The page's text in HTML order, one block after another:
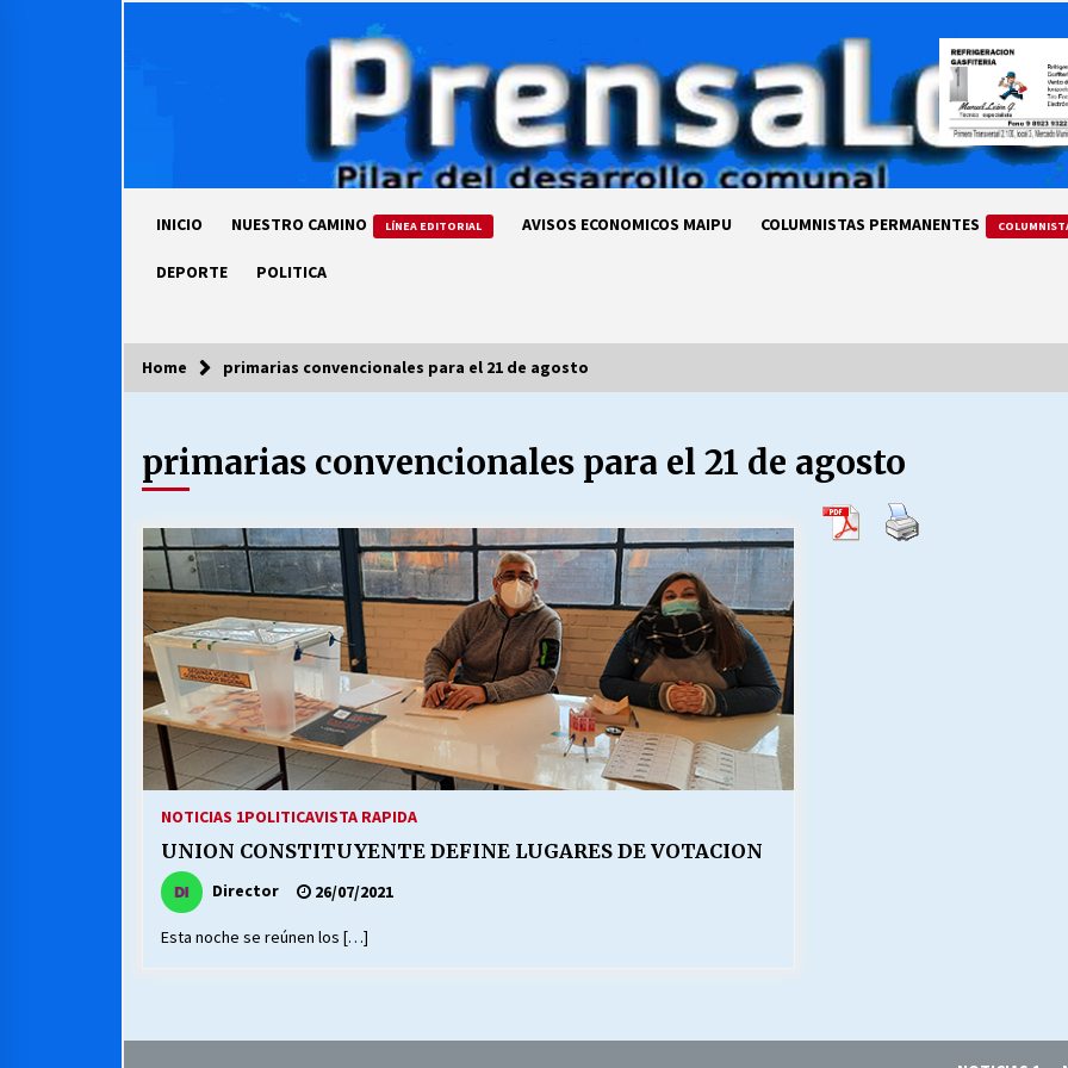
INICIO NUESTRO CAMINO LÍNEA EDITORIAL AVISOS ECONOMICOS MAIPU COLUMNISTAS PERMANENTES
DEPORTE POLITICA
COLUMNISTA
Ya se ordenaron las cuentas de
luz… ¿Y cuándo van a bajar?
LA DC POR SIEMPRE.RECORDANDO
69 AÑOS DE HISTORIA
28/07/2026
MUNICIPALIDAD, TRABAJADORES,
CLIMA LABORAL:
13/07/2026
Escuela hospitalaria El Carmen de
Maipu.
25/06/2026
VOLVER A SER ALTERNATIVA
16/06/2026
MUNICIPALIDADES, HONORARIOS,
DESPIDOS
28/05/2026
S.O.S. a los ricos, Save Our Souls
30/04/2026
¿Asesores con doble sueldo?
Home primarias convencionales para el 21 de agosto
primarias convencionales para el 21 de agosto
NOTICIAS 1POLITICAVISTA RAPIDA
UNION CONSTITUYENTE DEFINE LUGARES DE VOTACION
Director 26/07/2021
Esta noche se reúnen los […]